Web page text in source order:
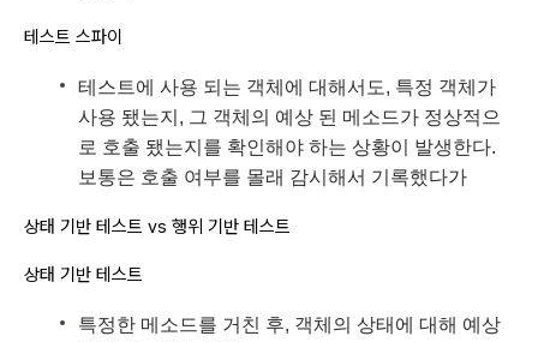
테스트 스파이
테스트에 사용 되는 객체에 대해서도, 특정 객체가
사용 됐는지, 그 객체의 예상 된 메소드가 정상적으
로 호출 됐는지를 확인해야 하는 상황이 발생한다.
보통은 호출 여부를 몰래 감시해서 기록했다가
상태 기반 테스트 vs 행위 기반 테스트
상태 기반 테스트
특정한 메소드를 거친 후, 객체의 상태에 대해 예상